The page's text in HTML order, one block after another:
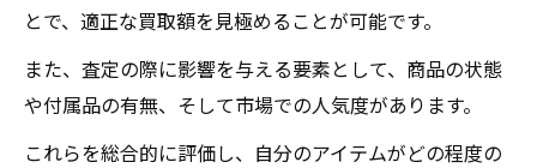
とで、適正な買取額を見極めることが可能です。
また、査定の際に影響を与える要素として、商品の状態
や付属品の有無、そして市場での人気度があります。
これらを総合的に評価し、自分のアイテムがどの程度の